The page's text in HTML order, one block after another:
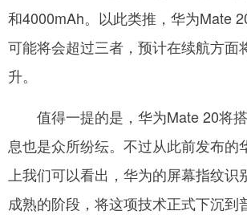
和4000mAh。以此类推，华为Mate
可能将会超过三者，预计在续航方面
升。
值得一提的是，华为Mate 20将
息也是众所纷纭。不过从此前发布的
上我们可以看出，华为的屏幕指纹识
成熟的阶段，将这项技术正式下沉到